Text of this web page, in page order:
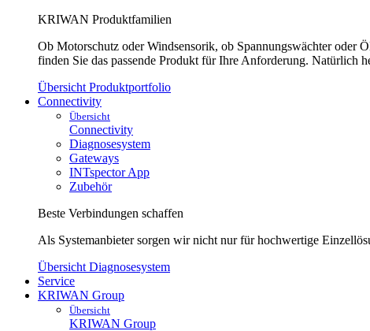
KRIWAN Produktfamilien
Ob Motorschutz oder Windsensorik, ob Spannungswächter oder
finden Sie das passende Produkt für Ihre Anforderung. Natürlich
Übersicht Produktportfolio
Connectivity
Übersicht
Connectivity
Diagnosesystem
Gateways
INTspector App
Zubehör
Beste Verbindungen schaffen
Als Systemanbieter sorgen wir nicht nur für hochwertige
Übersicht Diagnosesystem
Service
KRIWAN Group
Übersicht
KRIWAN Group